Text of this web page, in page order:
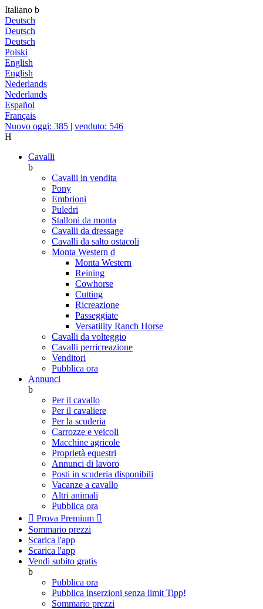
Italiano b
Deutsch
Deutsch
Deutsch
Polski
English
English
Nederlands
Nederlands
Español
Français
Nuovo oggi: 385 | venduto: 546
H
Cavalli
b
Cavalli in vendita
Pony
Embrioni
Puledri
Stalloni da monta
Cavalli da dressage
Cavalli da salto ostacoli
Monta Western d
Monta Western
Reining
Cowhorse
Cutting
Ricreazione
Passeggiate
Versatility Ranch Horse
Cavalli da volteggio
Cavalli perricreazione
Venditori
Pubblica ora
Annunci
b
Per il cavallo
Per il cavaliere
Per la scuderia
Carrozze e veicoli
Macchine agricole
Proprietà equestri
Annunci di lavoro
Posti in scuderia disponibili
Vacanze a cavallo
Altri animali
Pubblica ora
 Prova Premium 
Sommario prezzi
Scarica l'app
Scarica l'app
Vendi subito gratis
b
Pubblica ora
Pubblica inserzioni senza limit Tipp!
Sommario prezzi